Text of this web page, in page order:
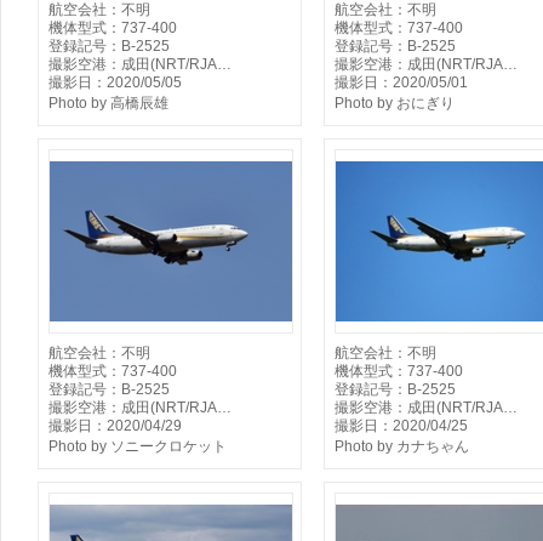
航空会社：不明
機体型式：737-400
登録記号：B-2525
撮影空港：成田(NRT/RJA…
撮影日：2020/05/05
Photo by 高橋辰雄
航空会社：不明
機体型式：737-400
登録記号：B-2525
撮影空港：成田(NRT/RJA…
撮影日：2020/05/01
Photo by おにぎり
航空会社：不明
機体型式：737-400
登録記号：B-2525
撮影空港：成田(NRT/RJA…
撮影日：2020/04/29
Photo by ソニークロケット
航空会社：不明
機体型式：737-400
登録記号：B-2525
撮影空港：成田(NRT/RJA…
撮影日：2020/04/25
Photo by カナちゃん